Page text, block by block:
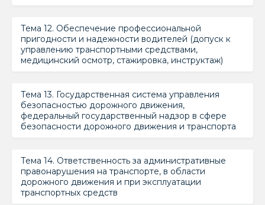
Тема 12. Обеспечение профессиональной
пригодности и надежности водителей (допуск к
управлению транспортными средствами,
медицинский осмотр, стажировка, инструктаж)
Тема 13. Государственная система управления
безопасностью дорожного движения,
федеральный государственный надзор в сфере
безопасности дорожного движения и транспорта
Тема 14. Ответственность за административные
правонарушения на транспорте, в области
дорожного движения и при эксплуатации
транспортных средств